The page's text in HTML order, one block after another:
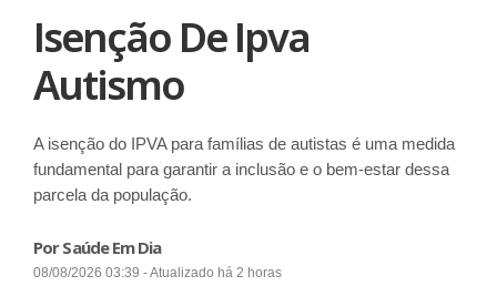
Isenção De Ipva
Autismo
A isenção do IPVA para famílias de autistas é uma medida
fundamental para garantir a inclusão e o bem-estar dessa
parcela da população.
Por Saúde Em Dia
08/08/2026 03:39 - Atualizado há 2 horas